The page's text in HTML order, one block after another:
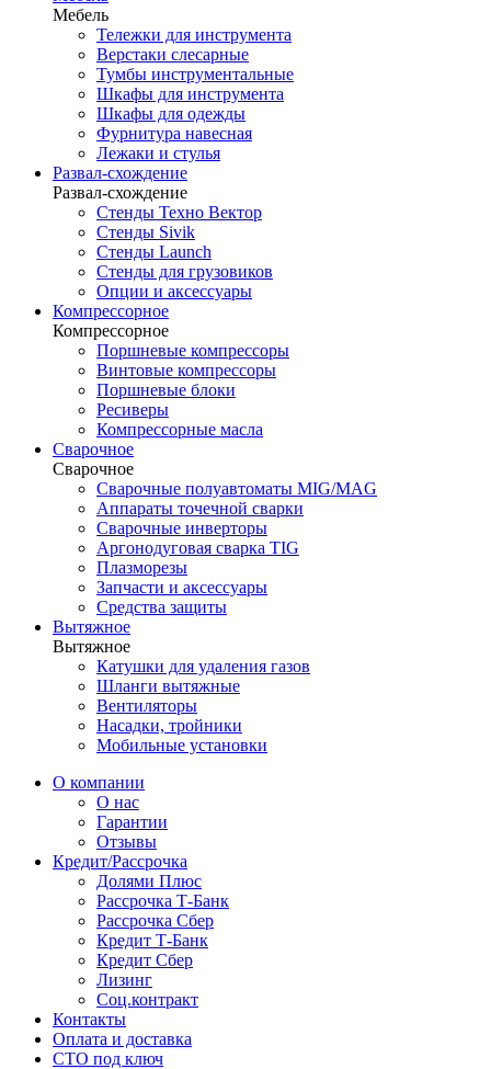
Мебель
Тележки для инструмента
Верстаки слесарные
Тумбы инструментальные
Шкафы для инструмента
Шкафы для одежды
Фурнитура навесная
Лежаки и стулья
Развал-схождение
Развал-схождение
Стенды Техно Вектор
Стенды Sivik
Стенды Launch
Стенды для грузовиков
Опции и аксессуары
Компрессорное
Компрессорное
Поршневые компрессоры
Винтовые компрессоры
Поршневые блоки
Ресиверы
Компрессорные масла
Сварочное
Сварочное
Сварочные полуавтоматы MIG/MAG
Аппараты точечной сварки
Сварочные инверторы
Аргонодуговая сварка TIG
Плазморезы
Запчасти и аксессуары
Средства защиты
Вытяжное
Вытяжное
Катушки для удаления газов
Шланги вытяжные
Вентиляторы
Насадки, тройники
Мобильные установки
О компании
О нас
Гарантии
Отзывы
Кредит/Рассрочка
Долями Плюс
Рассрочка Т-Банк
Рассрочка Сбер
Кредит Т-Банк
Кредит Сбер
Лизинг
Соц.контракт
Контакты
Оплата и доставка
СТО под ключ